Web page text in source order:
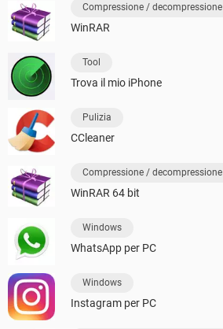
Compressione / decompressione
WinRAR
Tool
Trova il mio iPhone
Pulizia
CCleaner
Compressione / decompressione
WinRAR 64 bit
Windows
WhatsApp per PC
Windows
Instagram per PC